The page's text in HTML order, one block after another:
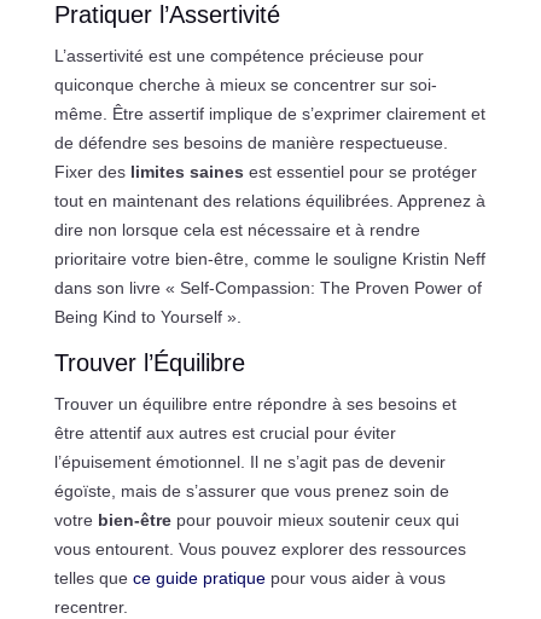
Pratiquer l’Assertivité
L’assertivité est une compétence précieuse pour
quiconque cherche à mieux se concentrer sur soi-
même. Être assertif implique de s’exprimer clairement et
de défendre ses besoins de manière respectueuse.
Fixer des limites saines est essentiel pour se protéger
tout en maintenant des relations équilibrées. Apprenez à
dire non lorsque cela est nécessaire et à rendre
prioritaire votre bien-être, comme le souligne Kristin Neff
dans son livre « Self-Compassion: The Proven Power of
Being Kind to Yourself ».
Trouver l’Équilibre
Trouver un équilibre entre répondre à ses besoins et
être attentif aux autres est crucial pour éviter
l’épuisement émotionnel. Il ne s’agit pas de devenir
égoïste, mais de s’assurer que vous prenez soin de
votre bien-êtrepour pouvoir mieux soutenir ceux qui
vous entourent. Vous pouvez explorer des ressources
telles que ce guide pratiquepour vous aider à vous
recentrer.